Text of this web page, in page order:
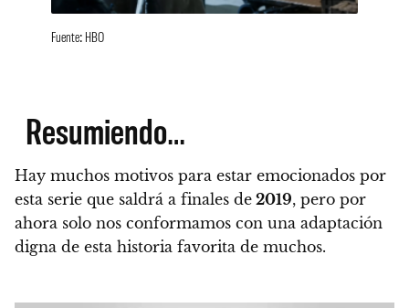
Fuente: HBO
Resumiendo…
Hay muchos motivos para estar emocionados por
esta serie que saldrá a finales de 2019, pero por
ahora solo nos conformamos con una adaptación
digna de esta historia favorita de muchos.